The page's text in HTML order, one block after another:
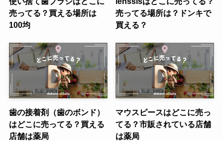
売ってる？買える場所は
100均
売ってる場所は？ドンキで
買える？
歯の接着剤（歯のボンド）
はどこに売ってる？買える
店舗は薬局
マウスピースはどこに売っ
てる？市販されている店舗
は薬局